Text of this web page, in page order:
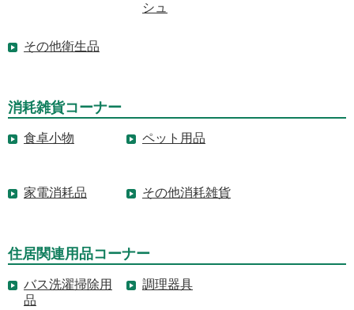
シュ
その他衛生品
消耗雑貨コーナー
食卓小物 ペット用品
家電消耗品 その他消耗雑貨
住居関連用品コーナー
バス洗濯掃除用
品
調理器具